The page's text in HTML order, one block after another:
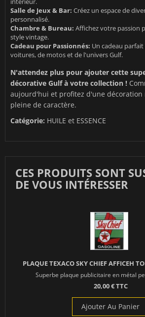
Salle de Jeux & Bar: Créez un espace de
personnalisé.
Chambre & Bureau: Affichez votre passion
style vintage.
Cadeau pour Passionnés: Un cadeau
voitures, de motos et de l'univers Gulf.
N'attendez plus pour ajouter cette
décorative Gulf à votre collection !
aujourd'hui et profitez d'une
pleine de caractère.
Catégorie: HUILE et ESSENCE
CES PRODUITS SONT
DE VOUS INTÉRESSER
PLAQUE TEXACO SKY CHIEF AFFICEH
Superbe plaque publicitaire en métal
20,00 € TTC
Ajouter Au Panier